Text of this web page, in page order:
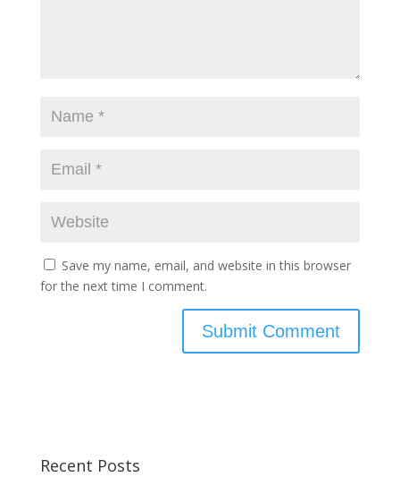
Save my name, email, and website in this browser
for the next time I comment.
Recent Posts